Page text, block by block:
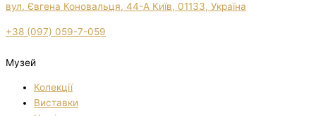
вул. Євгена Коновальця, 44-А Київ, 01133, Україна
+38 (097) 059-7-059
Музей
Колекції
Виставки